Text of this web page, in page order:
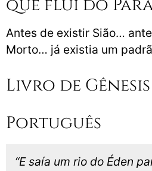
que flui do
Antes de existir Sião…
Morto… já existia um
Livro de Gênesis
Português
“E saía um rio do Éden